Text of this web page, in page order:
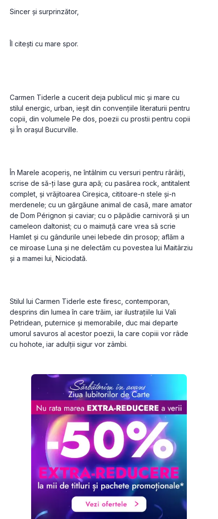
Îl citești cu mare spor.
Carmen Tiderle a cucerit deja publicul mic și mare cu
stilul energic, urban, ieșit din convențiile literaturii pentru
copii, din volumele Pe dos, poezii cu prostii pentru copii
În Marele acoperiș, ne întâlnim cu versuri pentru rârâiți,
scrise de să-ți lase gura apă; cu pasărea rock, antitalent
complet, și vrăjitoarea Cireșica, cititoare-n stele și-n
merdenele; cu un gărgăune animal de casă, mare amator
de Dom Pérignon și caviar; cu o păpădie carnivoră și un
cameleon daltonist; cu o maimuță care vrea să scrie
Hamlet și cu gândurile unei lebede din prosop; aflăm a
ce miroase Luna și ne delectăm cu povestea lui Maitârziu
Stilul lui Carmen Tiderle este firesc, contemporan,
desprins din lumea în care trăim, iar ilustrațiile lui Vali
Petridean, puternice și memorabile, duc mai departe
umorul savuros al acestor poezii, la care copiii vor râde
cu hohote, iar adulții sigur vor zâmbi.